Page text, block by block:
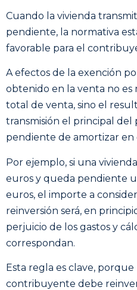
Cuando la vivienda
pendiente, la normativa
favorable para el
A efectos de la exención
obtenido en la venta no es
total de venta, sino el
transmisión el principal del
pendiente de amortizar
Por ejemplo, si una
euros y queda pendiente
euros, el importe a
reinversión será, en
perjuicio de los gastos y
correspondan.
Esta regla es clave,
contribuyente debe